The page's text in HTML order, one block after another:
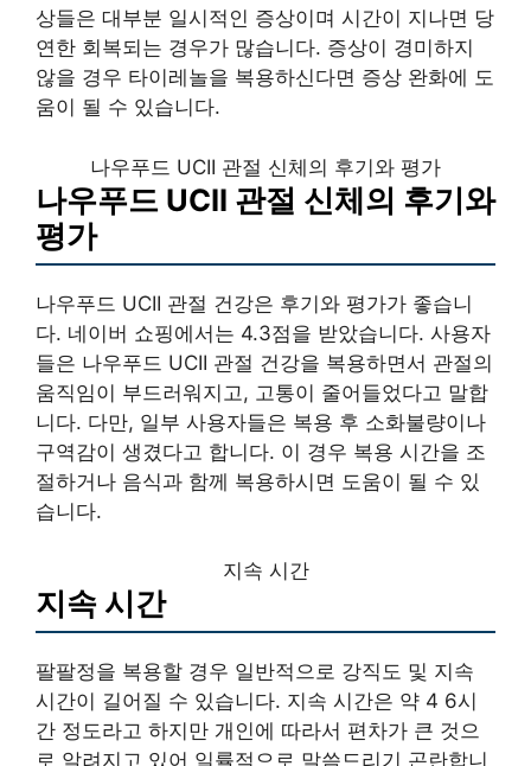
상들은 대부분 일시적인 증상이며 시간이 지나면 당
연한 회복되는 경우가 많습니다. 증상이 경미하지
않을 경우 타이레놀을 복용하신다면 증상 완화에 도
움이 될 수 있습니다.
나우푸드 UCII 관절 신체의 후기와 평가
나우푸드 UCII 관절 신체의 후기와
평가
나우푸드 UCII 관절 건강은 후기와 평가가 좋습니
다. 네이버 쇼핑에서는 4.3점을 받았습니다. 사용자
들은 나우푸드 UCII 관절 건강을 복용하면서 관절의
움직임이 부드러워지고, 고통이 줄어들었다고 말합
니다. 다만, 일부 사용자들은 복용 후 소화불량이나
구역감이 생겼다고 합니다. 이 경우 복용 시간을 조
절하거나 음식과 함께 복용하시면 도움이 될 수 있
습니다.
지속 시간
지속 시간
팔팔정을 복용할 경우 일반적으로 강직도 및 지속
시간이 길어질 수 있습니다. 지속 시간은 약 4 6시
간 정도라고 하지만 개인에 따라서 편차가 큰 것으
로 알려지고 있어 일률적으로 말씀드리기 곤란합니